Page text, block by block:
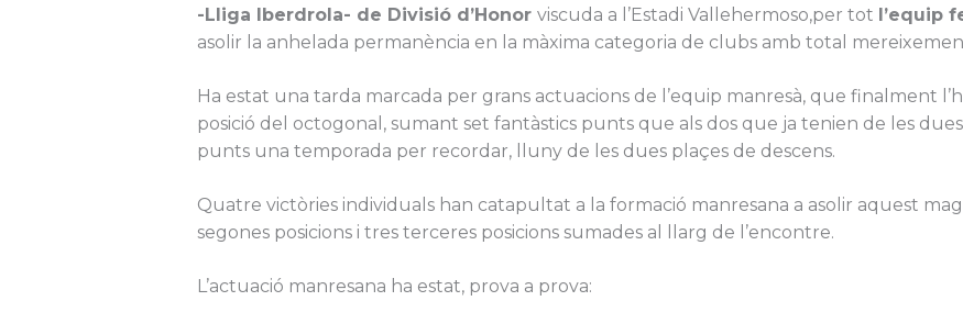
-Lliga Iberdrola- de Divisió d’Honor viscuda a l’Estadi Vallehermoso,per tot l’equip
asolir la anhelada permanència en la màxima categoria de clubs amb total
Ha estat una tarda marcada per grans actuacions de l’equip manresà, que finalment
posició del octogonal, sumant set fantàstics punts que als dos que ja tenien de les
punts una temporada per recordar, lluny de les dues plaçes de descens.
Quatre victòries individuals han catapultat a la formació manresana a asolir aquest
segones posicions i tres terceres posicions sumades al llarg de l’encontre.
L’actuació manresana ha estat, prova a prova: